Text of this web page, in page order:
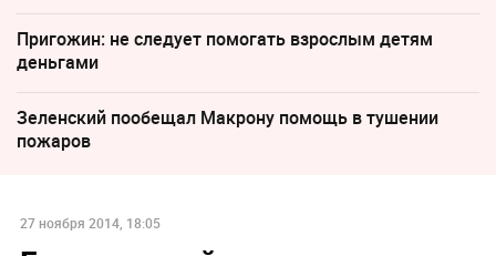
Пригожин: не следует помогать взрослым детям
деньгами
Зеленский пообещал Макрону помощь в тушении
пожаров
27 ноября 2014, 18:05